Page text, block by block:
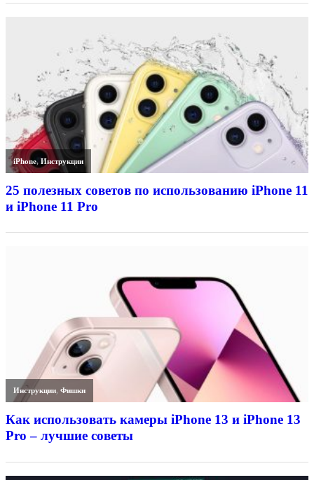
iPhone,Инструкции
25 полезных советов по использованию iPhone 11
и iPhone 11 Pro
Инструкции,Фишки
Как использовать камеры iPhone 13 и iPhone 13
Pro – лучшие советы